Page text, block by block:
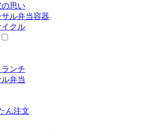
思い
ル弁当容器
クル
ランチ
弁当
ん注文